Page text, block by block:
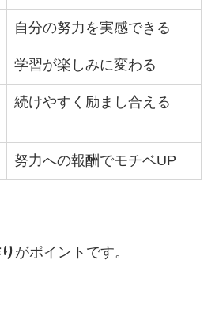
自分の努力を実感できる
学習が楽しみに変わる
続けやすく励まし合える
努力への報酬でモチベUP
がポイントです。